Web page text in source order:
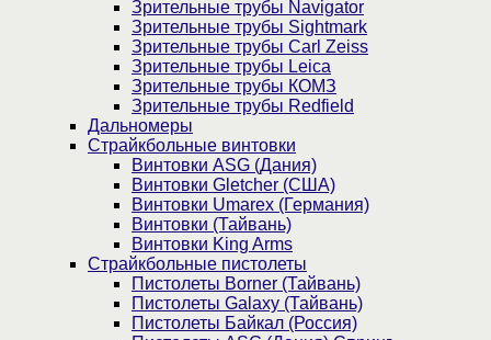
Зрительные трубы Navigator
Зрительные трубы Sightmark
Зрительные трубы Carl Zeiss
Зрительные трубы Leica
Зрительные трубы КОМЗ
Зрительные трубы Redfield
Дальномеры
Страйкбольные винтовки
Винтовки ASG (Дания)
Винтовки Gletcher (США)
Винтовки Umarex (Германия)
Винтовки (Тайвань)
Винтовки King Arms
Страйкбольные пистолеты
Пистолеты Borner (Тайвань)
Пистолеты Galaxy (Тайвань)
Пистолеты Байкал (Россия)